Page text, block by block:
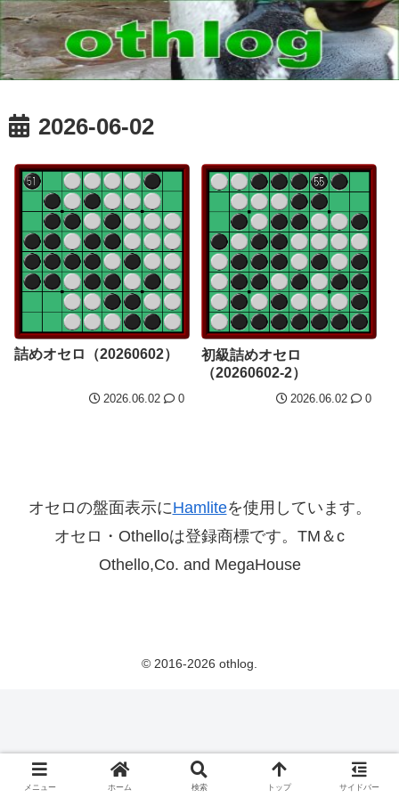
2026-06-02
詰めオセロ（20260602）
2026.06.02 0
初級詰めオセロ
（20260602-2）
2026.06.02 0
オセロの盤面表示にHamliteを使用しています。
オセロ・Othelloは登録商標です。TM＆c
Othello,Co. and MegaHouse
© 2016-2026 othlog.
メニュー ホーム 検索 トップ サイドバー